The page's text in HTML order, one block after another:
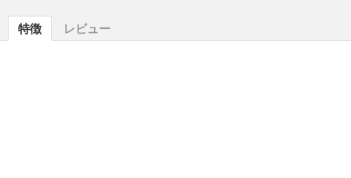
特徴 レビュー